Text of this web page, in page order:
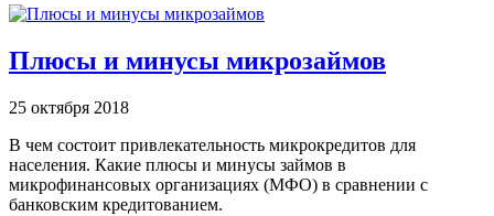
Плюсы и минусы микрозаймов
25 октября 2018
В чем состоит привлекательность микрокредитов для
населения. Какие плюсы и минусы займов в
микрофинансовых организациях (МФО) в сравнении с
банковским кредитованием.